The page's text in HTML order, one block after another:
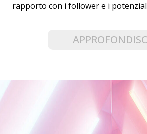
rapporto con i follower e i